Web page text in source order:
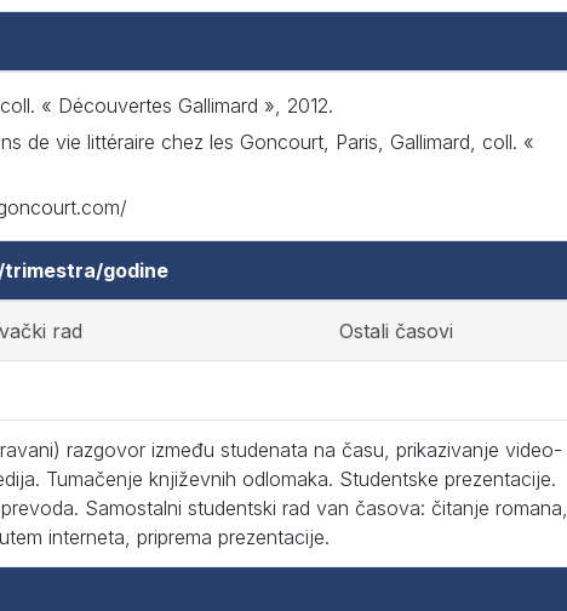
« Découvertes Gallimard », 2012.
de vie littéraire chez les Goncourt, Paris, Gallimard, coll. «
trimestra/godine
rad Ostali časovi
razgovor između studenata na času, prikazivanje video-
Tumačenje književnih odlomaka. Studentske prezentacije.
Samostalni studentski rad van časova: čitanje romana,
interneta, priprema prezentacije.